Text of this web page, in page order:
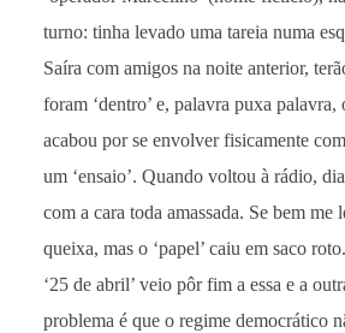
turno: tinha levado uma tareia numa
Saíra com amigos na noite anterior,
foram ‘dentro’ e, palavra puxa palavra,
acabou por se envolver fisicamente
um ‘ensaio’. Quando voltou à rádio,
com a cara toda amassada. Se bem me
queixa, mas o ‘papel’ caiu em saco
‘25 de abril’ veio pôr fim a essa e a
problema é que o regime democrático